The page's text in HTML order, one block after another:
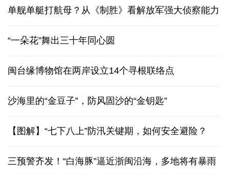
单舰单艇打航母？从《制胜》看解放军强大侦察能力
“一朵花”舞出三十年同心圆
闽台缘博物馆在两岸设立14个寻根联络点
沙海里的“金豆子”，防风固沙的“金钥匙”
【图解】“七下八上”防汛关键期，如何安全避险？
三预警齐发！“白海豚”逼近浙闽沿海，多地将有暴雨